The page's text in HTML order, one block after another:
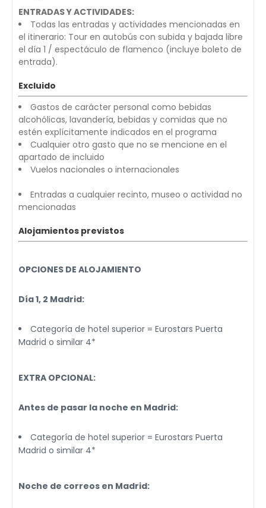
ENTRADAS Y ACTIVIDADES:
Todas las entradas y actividades mencionadas en
el itinerario: Tour en autobús con subida y bajada libre
el día 1 / espectáculo de flamenco (incluye boleto de
entrada).
Excluido
Gastos de carácter personal como bebidas
alcohólicas, lavandería, bebidas y comidas que no
estén explícitamente indicados en el programa
Cualquier otro gasto que no se mencione en el
apartado de incluido
Vuelos nacionales o internacionales
Entradas a cualquier recinto, museo o actividad no
mencionadas
Alojamientos previstos
OPCIONES DE ALOJAMIENTO
Día 1, 2 Madrid:
Categoría de hotel superior = Eurostars Puerta
Madrid o similar 4*
EXTRA OPCIONAL:
Antes de pasar la noche en Madrid:
Categoría de hotel superior = Eurostars Puerta
Madrid o similar 4*
Noche de correos en Madrid: